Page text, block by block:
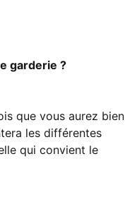
garderie ?
que vous aurez bien
les différentes
qui convient le